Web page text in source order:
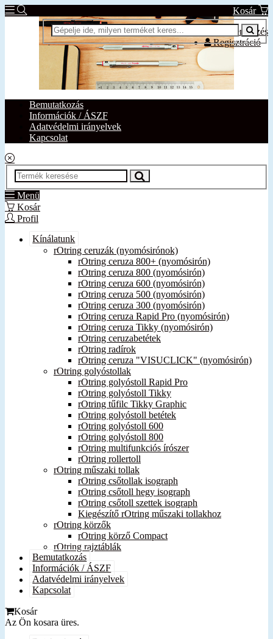
Kosár
Bejelentkezés
Regisztráció
Bemutatkozás
Információk / ÁSZF
Adatvédelmi irányelvek
Kapcsolat
Menü
Kosár
Profil
Kínálatunk
rOtring ceruzák (nyomósirónok)
rOtring ceruza 800+ (nyomósirón)
rOtring ceruza 800 (nyomósirón)
rOtring ceruza 600 (nyomósirón)
rOtring ceruza 500 (nyomósirón)
rOtring ceruza 300 (nyomósirón)
rOtring ceruza Rapid Pro (nyomósirón)
rOtring ceruza Tikky (nyomósirón)
rOtring ceruzabetétek
rOtring radírok
rOtring ceruza "VISUCLICK" (nyomósirón)
rOtring golyóstollak
rOtring golyóstoll Rapid Pro
rOtring golyóstoll Tikky
rOtring tűfilc Tikky Graphic
rOtring golyóstoll betétek
rOtring golyóstoll 600
rOtring golyóstoll 800
rOtring multifunkciós írószer
rOtring rollertoll
rOtring műszaki tollak
rOtring csőtollak isograph
rOtring csőtoll hegy isograph
rOtring csőtoll szettek isograph
Kiegészítő rOtring műszaki tollakhoz
rOtring körzők
rOtring körző Compact
rOtring rajztáblák
Bemutatkozás
Információk / ÁSZF
Adatvédelmi irányelvek
Kapcsolat
Kosár
Az Ön kosara üres.